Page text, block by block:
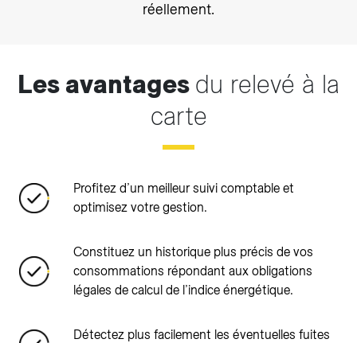
réellement.
Les avantages du relevé à la
carte
Profitez d’un meilleur suivi comptable et
optimisez votre gestion.
Constituez un historique plus précis de vos
consommations répondant aux obligations
légales de calcul de l’indice énergétique.
Détectez plus facilement les éventuelles fuites